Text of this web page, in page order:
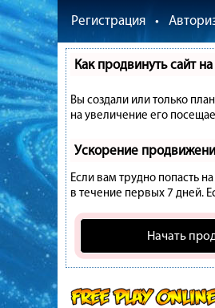
Регистрация •
Как продвинуть сайт
Вы создали или только
на увеличение его
Ускорение
Если вам трудно попасть
в течение первых 7 дней.
Начать